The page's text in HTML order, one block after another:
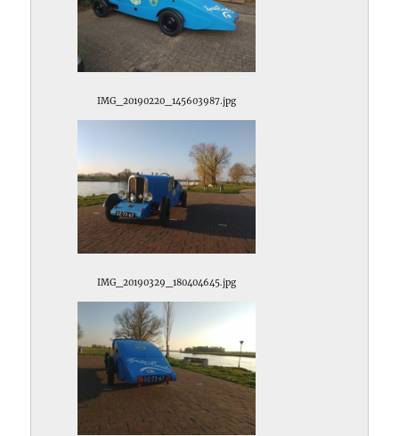
IMG_20190220_145603987.jpg
IMG_20190329_180404645.jpg